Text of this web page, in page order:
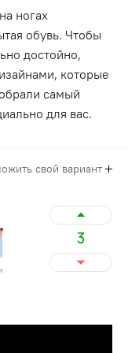
ногах
обувь. Чтобы
достойно,
которые
самый
для вас.
свой вариант
3